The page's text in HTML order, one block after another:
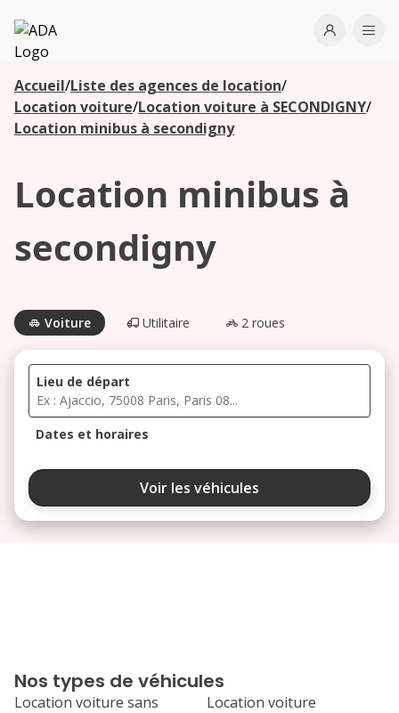
ADA
Open
Accueil/Liste des agences de location/
Location voiture/Location voiture à SECONDIGNY/
Location minibus à secondigny
Location minibus à
secondigny
Voiture Utilitaire 2 roues
Lieu de départ
Dates et horaires
août 2026
ma me
24 25 26
Voir les véhicules
Nos types de véhicules
Location voiture sans
Location voiture
Les
agences à
proximité
Commencez
recherche
proximité